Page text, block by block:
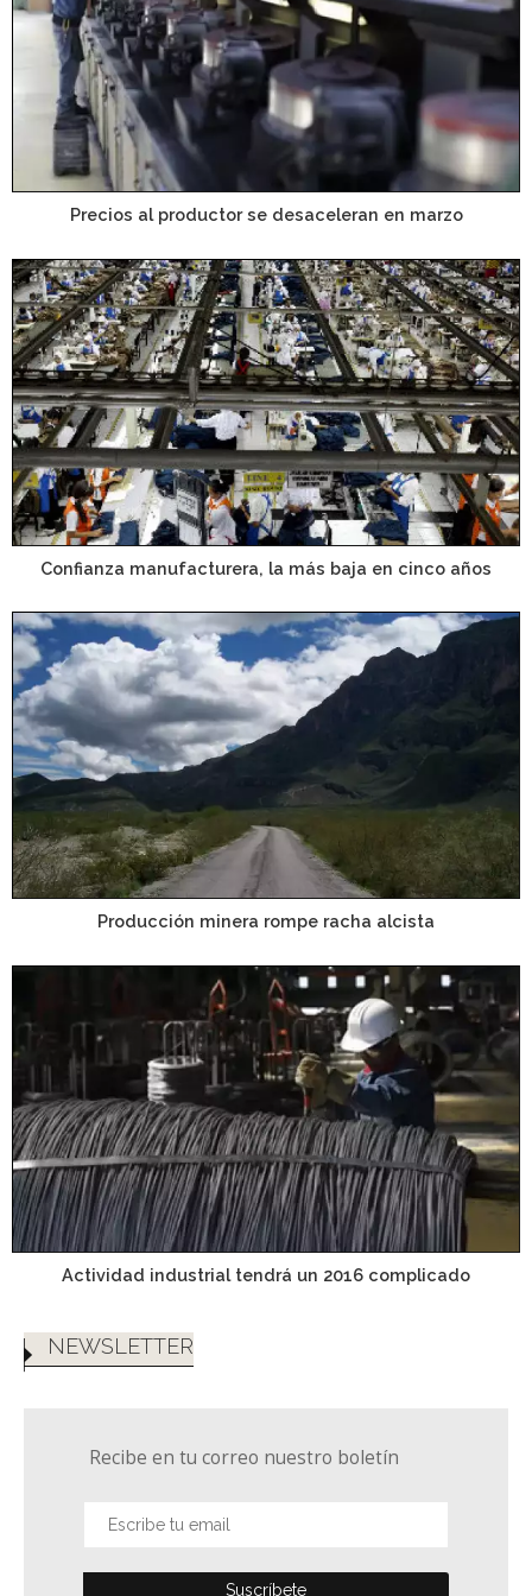
Precios al productor se desaceleran en marzo
Confianza manufacturera, la más baja en cinco años
Producción minera rompe racha alcista
Actividad industrial tendrá un 2016 complicado
NEWSLETTER
Recibe en tu correo nuestro boletín